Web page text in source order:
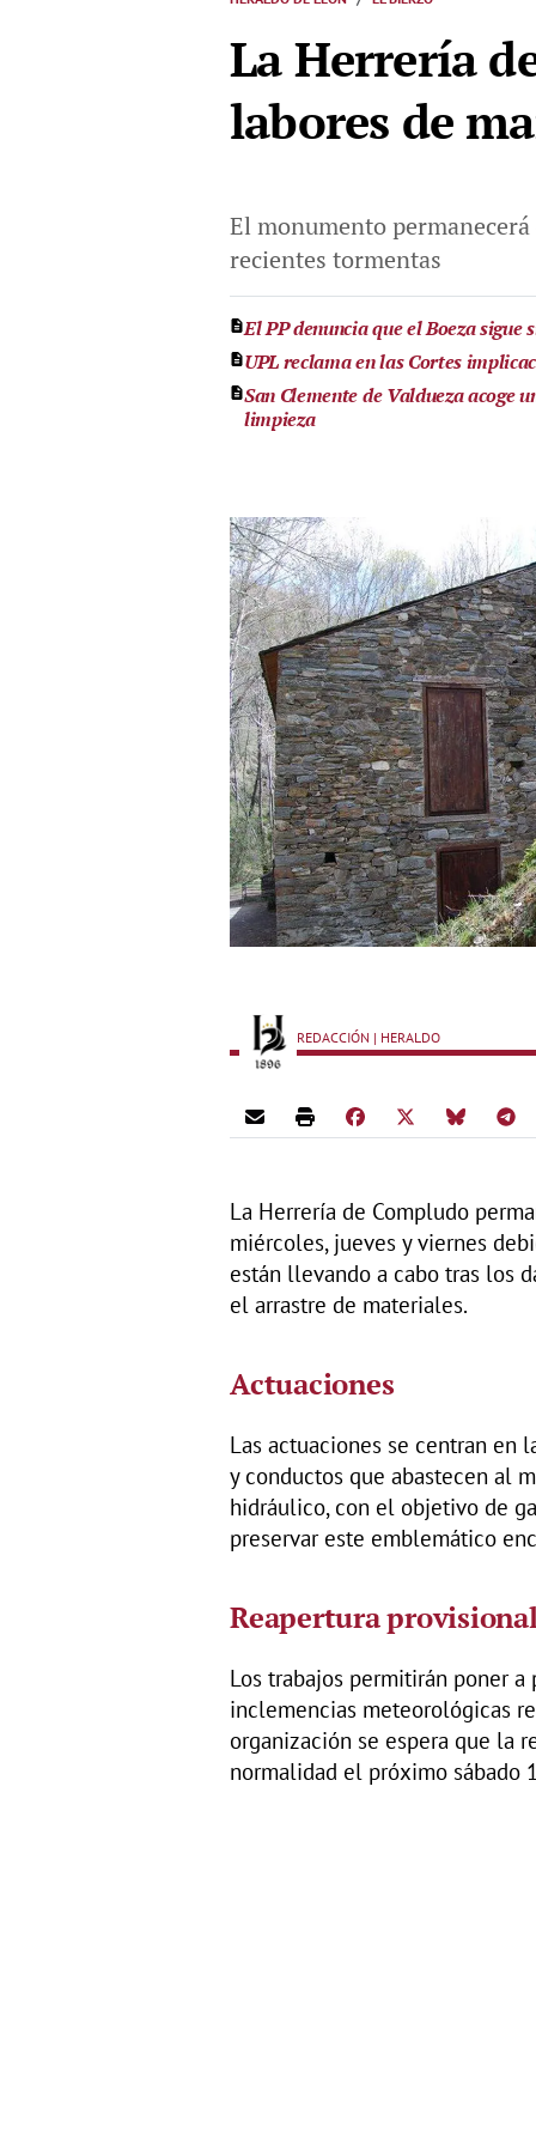
La Herrería
labores de
El monumento
recientes tormentas
El PP denuncia que el Boeza
UPL reclama en las Cortes
San Clemente de Valdueza acoge
limpieza
REDACCIÓN | HERALDO
La Herrería de Compludo
miércoles, jueves y viernes
están llevando a cabo tras los
el arrastre de materiales.
Actuaciones
Las actuaciones se centran en
y conductos que abastecen al
hidráulico, con el objetivo de
preservar este emblemático
Reapertura
Los trabajos permitirán poner
inclemencias meteorológicas
organización se espera que la
normalidad el próximo sábado